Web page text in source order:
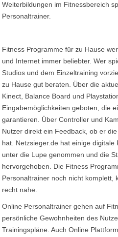
Weiterbildungen im Fitnessbereich
Personaltrainer.
Fitness Programme für zu Hause
und Internet immer beliebter. Wer
Studios und dem Einzeltraining
zu Hause gut beraten. Über die
Kinect, Balance Board und
Eingabemöglichkeiten geboten, die
garantieren. Über Controller und
Nutzer direkt ein Feedback, ob er
hat. Netzsieger.de hat einige
unter die Lupe genommen und die
hervorgehoben. Die Fitness
Personaltrainer noch nicht komplett,
recht nahe.
Online Personaltrainer gehen auf
persönliche Gewohnheiten des
Trainingspläne. Auch Online